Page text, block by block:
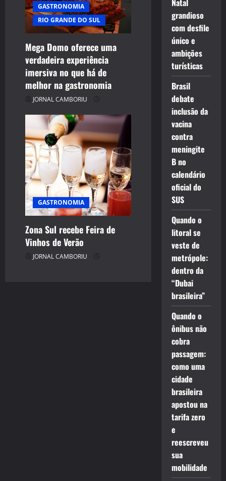
GASTRONOMIA
RIO GRANDE DO SUL
Mega Domo oferece uma
verdadeira experiência
imersiva no que há de
melhor na gastronomia
JORNAL CAMBORIU
GASTRONOMIA
Zona Sul recebe Feira de
Vinhos de Verão
JORNAL CAMBORIU
Natal
grandioso
com desfile
único e
ambições
turísticas
Brasil
debate
inclusão da
vacina
contra
meningite
B no
calendário
oficial do
SUS
Quando o
litoral se
veste de
metrópole:
dentro da
“Dubai
brasileira”
Quando o
ônibus não
cobra
passagem:
como uma
cidade
brasileira
apostou na
tarifa zero
e
reescreveu
sua
mobilidade